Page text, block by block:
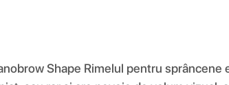
Shape Rimelul pentru